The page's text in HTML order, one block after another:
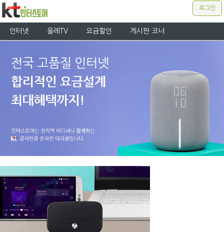
로그인
인터넷 올레TV 요금할인 게시판 코너